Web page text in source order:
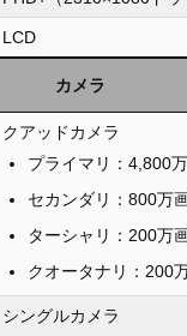
LCD
カメラ
クアッドカメラ
プライマリ：4,800
セカンダリ：800万
ターシャリ：200万
クオータナリ：200
シングルカメラ